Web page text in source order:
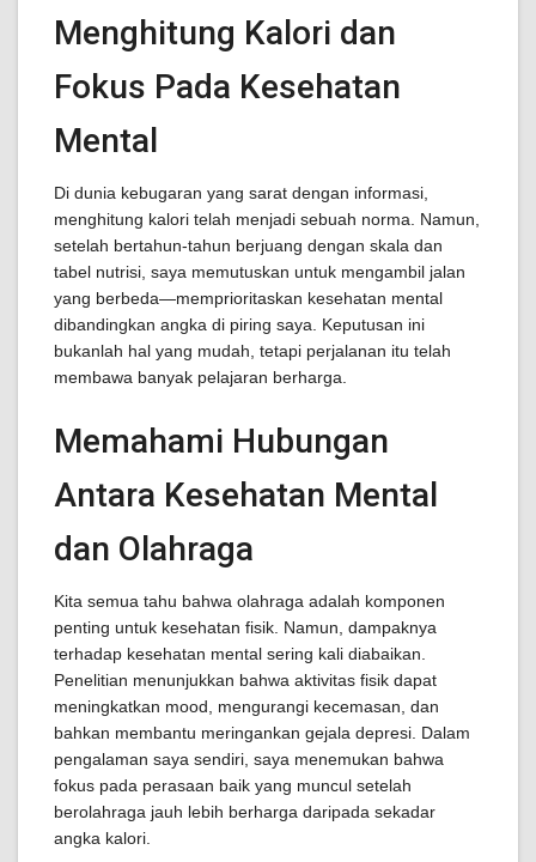
Menghitung Kalori dan
Fokus Pada Kesehatan
Mental
Di dunia kebugaran yang sarat dengan informasi,
menghitung kalori telah menjadi sebuah norma. Namun,
setelah bertahun-tahun berjuang dengan skala dan
tabel nutrisi, saya memutuskan untuk mengambil jalan
yang berbeda—memprioritaskan kesehatan mental
dibandingkan angka di piring saya. Keputusan ini
bukanlah hal yang mudah, tetapi perjalanan itu telah
membawa banyak pelajaran berharga.
Memahami Hubungan
Antara Kesehatan Mental
dan Olahraga
Kita semua tahu bahwa olahraga adalah komponen
penting untuk kesehatan fisik. Namun, dampaknya
terhadap kesehatan mental sering kali diabaikan.
Penelitian menunjukkan bahwa aktivitas fisik dapat
meningkatkan mood, mengurangi kecemasan, dan
bahkan membantu meringankan gejala depresi. Dalam
pengalaman saya sendiri, saya menemukan bahwa
fokus pada perasaan baik yang muncul setelah
berolahraga jauh lebih berharga daripada sekadar
angka kalori.